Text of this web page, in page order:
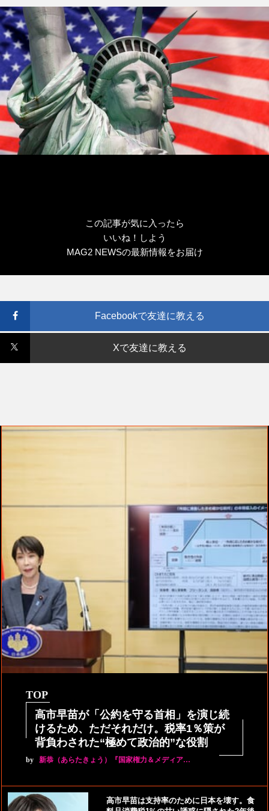
リ
ー
この記事が気に入ったら
いいね！しよう
MAG2 NEWSの最新情報をお届け
Facebookで友達に教える
Xで友達に教える
TOP
高市早苗が「公約を守る首相」を演じ続
けるため、ただそれだけ。税率1％策が
背負わされた“極めて政治的”な役割
by 新恭（あらたきょう）『国家権力＆メディア…
高市早苗は支持率のために日本を壊す。食